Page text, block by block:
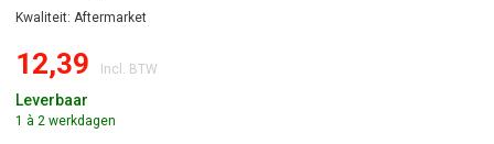
Kwaliteit: Aftermarket
12,39 Incl. BTW
Leverbaar
1 à 2 werkdagen